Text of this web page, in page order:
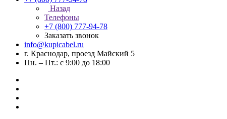
Назад
Телефоны
+7 (800) 777-94-78
Заказать звонок
info@kupicabel.ru
г. Краснодар, проезд Майский 5
Пн. – Пт.: с 9:00 до 18:00